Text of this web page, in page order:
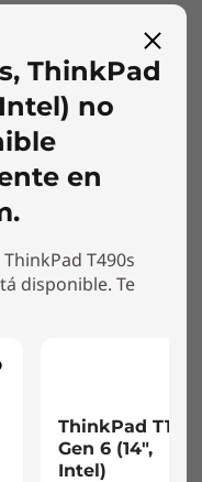
ThinkPad
no
en
T490s
disponible. Te
ThinkPad T14s
Gen 6 (14",
Intel)